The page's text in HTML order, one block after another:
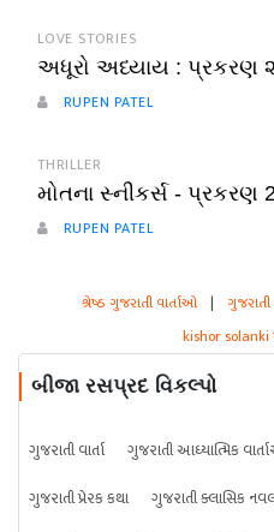
LOVE STORIES
અધૂરો અધ્યાય : પ્રકરણ
RUPEN PATEL
THRILLER
મોતના સ્નીકર્સ - પ્રકરણ
RUPEN PATEL
શ્રેષ્ઠ ગુજરાતી વાર્તાઓ |
kishor solanki
બીજા રસપ્રદ વિકલ્પો
ગુજરાતી વાર્તા ગુજરાતી આધ્યાત્મિક
ગુજરાતી પ્રેરક કથા
ગુજરાતી ક્લાસિક